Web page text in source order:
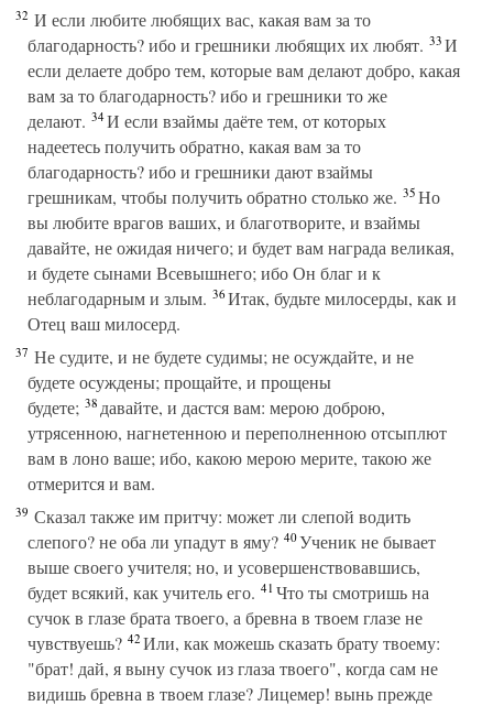
32 И если любите любящих вас, какая вам за то
благодарность? ибо и грешники любящих их любят. 33И
если делаете добро тем, которые вам делают добро, какая
вам за то благодарность? ибо и грешники то же
делают. 34И если взаймы даёте тем, от которых
надеетесь получить обратно, какая вам за то
благодарность? ибо и грешники дают взаймы
грешникам, чтобы получить обратно столько же. 35Но
вы любите врагов ваших, и благотворите, и взаймы
давайте, не ожидая ничего; и будет вам награда великая,
и будете сынами Всевышнего; ибо Он благ и к
неблагодарным и злым. 36Итак, будьте милосерды, как и
Отец ваш милосерд.
37 Не судите, и не будете судимы; не осуждайте, и не
будете осуждены; прощайте, и прощены
будете; 38давайте, и дастся вам: мерою доброю,
утрясенною, нагнетенною и переполненною отсыплют
вам в лоно ваше; ибо, какою мерою мерите, такою же
отмерится и вам.
39 Сказал также им притчу: может ли слепой водить
слепого? не оба ли упадут в яму? 40Ученик не бывает
выше своего учителя; но, и усовершенствовавшись,
будет всякий, как учитель его. 41Что ты смотришь на
сучок в глазе брата твоего, а бревна в твоем глазе не
чувствуешь? 42Или, как можешь сказать брату твоему:
"брат! дай, я выну сучок из глаза твоего", когда сам не
видишь бревна в твоем глазе? Лицемер! вынь прежде